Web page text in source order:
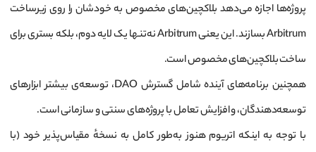
پروژه‌ها اجازه می‌دهد بلاکچین‌های مخصوص به خودشان را روی زیرساخت
Arbitrum بسازند. این یعنی Arbitrum نه‌تنها یک لایه دوم، بلکه بستری برای
ساخت بلاکچین‌های مخصوص است.
همچنین برنامه‌های آینده شامل گسترش DAO، توسعه‌ی بیشتر ابزارهای
توسعه‌دهندگان، و افزایش تعامل با پروژه‌های سنتی و سازمانی است.
با توجه به اینکه اتریوم هنوز به‌طور کامل به نسخهٔ مقیاس‌پذیر خود (با